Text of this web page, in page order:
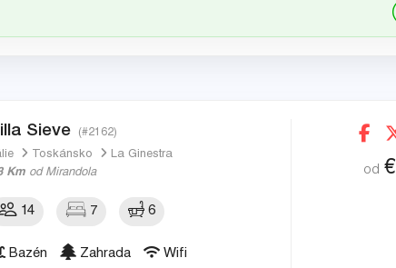
Sieve (#2162)
Toskánsko
La Ginestra
Km od Mirandola
14 7 6
Bazén Zahrada
Wifi
od €